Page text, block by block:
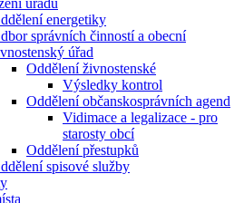
úřadu
energetiky
správních činností a obecní
úřad
Oddělení živnostenské
Výsledky kontrol
Oddělení občanskosprávních agend
Vidimace a legalizace - pro
starosty obcí
Oddělení přestupků
spisové služby